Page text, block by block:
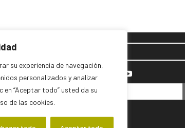
su experiencia de navegación,
personalizados y analizar
“Aceptar todo” usted da su
de las cookies.